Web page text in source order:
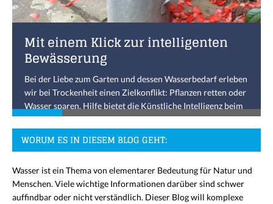
Mit einem Klick zur intelligenten
Bewässerung
Bei der Liebe zum Garten und dessen Wasserbedarf erleben
wir bei Trockenheit einen Zielkonflikt: Pflanzen retten oder
Wasser sparen. Hilfe bietet die Künstliche Intelligenz beim
digitalen Bewässerungshelfer GIESSCHECK in den
WORUM ES IN DIESEM BLOG GEHT:
Wasser ist ein Thema von elementarer Bedeutung für Natur und
Menschen. Viele wichtige Informationen darüber sind schwer
auffindbar oder nicht verständlich. Dieser Blog will komplexe